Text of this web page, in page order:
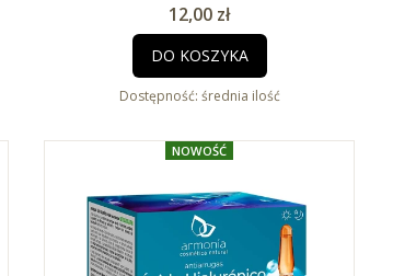
Cena
12,00 zł
DO KOSZYKA
Dostępność: średnia ilość
NOWOŚĆ